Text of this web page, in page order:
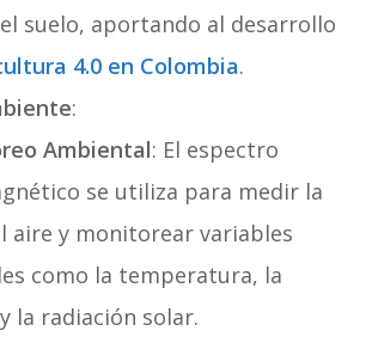
suelo, aportando al desarrollo
4.0 en Colombia.
:
Ambiental: El espectro
se utiliza para medir la
aire y monitorear variables
como la temperatura, la
la radiación solar.